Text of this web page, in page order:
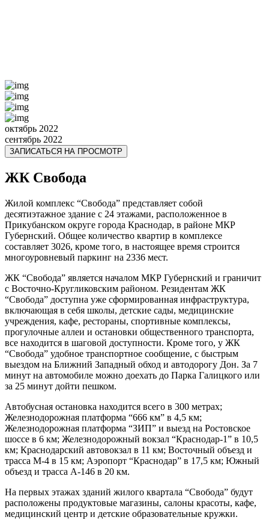
октябрь 2022
сентябрь 2022
ЗАПИСАТЬСЯ НА ПРОСМОТР
ЖК Свобода
Жилой комплекс “Свобода” представляет собой
десятиэтажное здание с 24 этажами, расположенное в
Прикубанском округе города Краснодар, в районе МКР
Губернский. Общее количество квартир в комплексе
составляет 3026, кроме того, в настоящее время строится
многоуровневый паркинг на 2336 мест.
ЖК “Свобода” является началом МКР Губернский и граничит
с Восточно-Кругликовским районом. Резидентам ЖК
“Свобода” доступна уже сформированная инфраструктура,
включающая в себя школы, детские сады, медицинские
учреждения, кафе, рестораны, спортивные комплексы,
прогулочные аллеи и остановки общественного транспорта,
все находится в шаговой доступности. Кроме того, у ЖК
“Свобода” удобное транспортное сообщение, с быстрым
выездом на Ближний Западный обход и автодорогу Дон. За 7
минут на автомобиле можно доехать до Парка Галицкого или
за 25 минут дойти пешком.
Автобусная остановка находится всего в 300 метрах;
Железнодорожная платформа “666 км” в 4,5 км;
Железнодорожная платформа “ЗИП” и выезд на Ростовское
шоссе в 6 км; Железнодорожный вокзал “Краснодар-1” в 10,5
км; Краснодарский автовокзал в 11 км; Восточный объезд и
трасса М-4 в 15 км; Аэропорт “Краснодар” в 17,5 км; Южный
объезд и трасса А-146 в 20 км.
На первых этажах зданий жилого квартала “Свобода” будут
расположены продуктовые магазины, салоны красоты, кафе,
медицинский центр и детские образовательные кружки.